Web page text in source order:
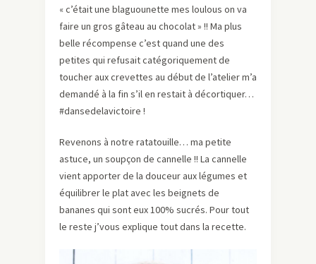
« c’était une blaguounette mes loulous on va
faire un gros gâteau au chocolat » !! Ma plus
belle récompense c’est quand une des
petites qui refusait catégoriquement de
toucher aux crevettes au début de l’atelier m’a
demandé à la fin s’il en restait à décortiquer…
#dansedelavictoire !
Revenons à notre ratatouille… ma petite
astuce, un soupçon de cannelle !! La cannelle
vient apporter de la douceur aux légumes et
équilibrer le plat avec les beignets de
bananes qui sont eux 100% sucrés. Pour tout
le reste j’vous explique tout dans la recette.